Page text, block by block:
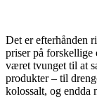
Det er efterhånden
priser på forskellige
været tvunget til at
produkter – til
kolossalt, og endda